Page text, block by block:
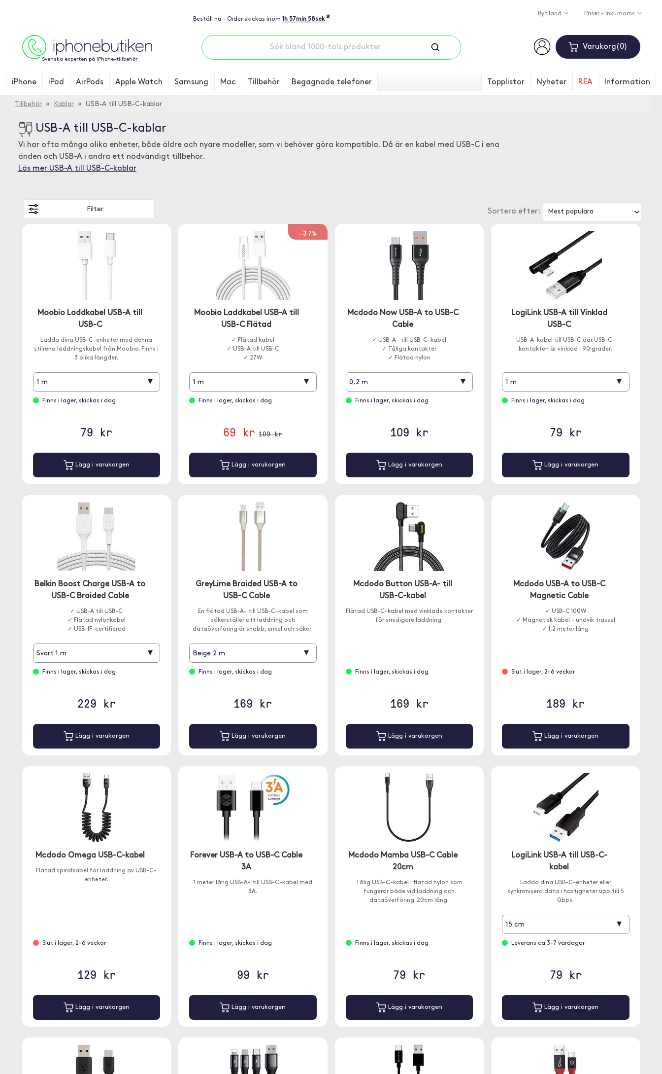
Beställ nu - Order skickas inom 1h 57min 57sek *
Byt land Priser - Inkl. moms
Svenska experten på iPhone-tillbehör
Varukorg 0
iPhone iPad AirPods Apple Watch Samsung Mac Tillbehör Begagnade telefoner Topplistor Nyheter REA Information
Tillbehör » Kablar » USB-A till USB-C-kablar
USB-A till USB-C-kablar
Vi har ofta många olika enheter, både äldre och nyare modeller, som vi behöver göra kompatibla. Då är en kabel med USB-C i ena
änden och USB-A i andra ett nödvändigt tillbehör.
Läs mer USB-A till USB-C-kablar
Sortera efter:
Filter
Moobio Laddkabel USB-A till
USB-C
Ladda dina USB-C-enheter med denna
stilrena laddningskabel från Moobio. Finns i
3 olika längder.
1 m ▾
Finns i lager, skickas i dag
79 kr
Lägg i varukorgen
-37%
Moobio Laddkabel USB-A till
USB-C Flätad
✓ Flätad kabel
✓ USB-A till USB-C
✓ 27W
1 m ▾
Finns i lager, skickas i dag
69 kr 109 kr
Lägg i varukorgen
Mcdodo Now USB-A to USB-C
Cable
✓ USB-A- till USB-C-kabel
✓ Tåliga kontakter
✓ Flätad nylon
0,2 m ▾
Finns i lager, skickas i dag
109 kr
Lägg i varukorgen
LogiLink USB-A till Vinklad
USB-C
USB-A-kabel till USB-C där USB-C-
kontakten är vinklad i 90 grader.
1 m ▾
Finns i lager, skickas i dag
79 kr
Lägg i varukorgen
Belkin Boost Charge USB-A to
USB-C Braided Cable
✓ USB-A till USB-C
✓ Flätad nylonkabel
✓ USB-IF-certifierad
Svart 1 m ▾
Finns i lager, skickas i dag
229 kr
Lägg i varukorgen
GreyLime Braided USB-A to
USB-C Cable
En flätad USB-A- till USB-C-kabel som
säkerställer att laddning och
dataöverföring är snabb, enkel och säker.
Beige 2 m ▾
Finns i lager, skickas i dag
169 kr
Lägg i varukorgen
Mcdodo Button USB-A- till
USB-C-kabel
Flätad USB-C-kabel med vinklade kontakter
för smidigare laddning.
Finns i lager, skickas i dag
169 kr
Lägg i varukorgen
Mcdodo USB-A to USB-C
Magnetic Cable
✓ USB-C 100W
✓ Magnetisk kabel - undvik trassel
✓ 1,2 meter lång
Slut i lager, 2-6 veckor
189 kr
Lägg i varukorgen
Mcdodo Omega USB-C-kabel
Flätad spiralkabel för laddning av USB-C-
enheter.
Slut i lager, 2-6 veckor
129 kr
Lägg i varukorgen
Forever USB-A to USB-C Cable
3A
1 meter lång USB-A- till USB-C-kabel med
3A.
Finns i lager, skickas i dag
99 kr
Lägg i varukorgen
Mcdodo Mamba USB-C Cable
20cm
Tålig USB-C-kabel i flätad nylon som
fungerar både vid laddning och
dataöverföring. 20cm lång.
Finns i lager, skickas i dag
79 kr
Lägg i varukorgen
LogiLink USB-A till USB-C-
kabel
Ladda dina USB-C-enheter eller
synkronisera data i hastigheter upp till 5
Gbps.
15 cm ▾
Leverans ca 3-7 vardagar
79 kr
Lägg i varukorgen